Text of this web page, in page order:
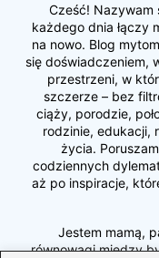
Cześć! Nazywam
każdego dnia łączy
na nowo. Blog
się doświadczeniem,
przestrzeni, w
szczerze – bez
ciąży, porodzie,
rodzinie, edukacji,
życia.
codziennych
aż po inspiracje,
Jestem mamą,
równowagi między